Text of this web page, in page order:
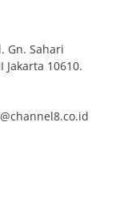
Gn. Sahari
Jakarta 10610.